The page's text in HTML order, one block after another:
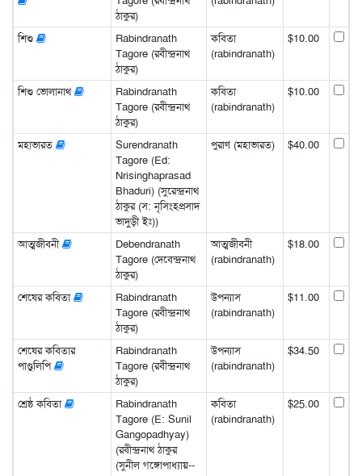
ঠাকুর)
শিশু
Rabindranath
Tagore (রবীন্দ্রনাথ
ঠাকুর)
কবিতা
(rabindranath)
$10.00
শিশু ভোলানাথ
Rabindranath
Tagore (রবীন্দ্রনাথ
ঠাকুর)
কবিতা
(rabindranath)
$10.00
মহাভারত
Surendranath
Tagore (Ed:
Nrisinghaprasad
Bhaduri) (সুরেন্দ্রনাথ
ঠাকুর (স: নৃসিংহপ্রসাদ
ভাদুড়ী ইঃ))
পুরাণ (মহাভারত) $40.00
আত্মজীবনী
Debendranath
Tagore (দেবেন্দ্রনাথ
ঠাকুর)
আত্মজীবনী
(rabindranath)
$18.00
শেষের কবিতা
Rabindranath
Tagore (রবীন্দ্রনাথ
ঠাকুর)
উপন্যাস
(rabindranath)
$11.00
শেষের কবিতার
পাণ্ডুলিপি
Rabindranath
Tagore (রবীন্দ্রনাথ
ঠাকুর)
উপন্যাস
(rabindranath)
$34.50
শ্রেষ্ঠ কবিতা
Rabindranath
Tagore (E: Sunil
Gangopadhyay)
(রবীন্দ্রনাথ ঠাকুর
(সুনীল গঙ্গোপাধ্যায়--
কবিতা
(rabindranath)
$25.00